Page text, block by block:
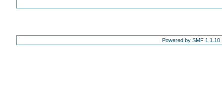
Powered by SMF 1.1.10